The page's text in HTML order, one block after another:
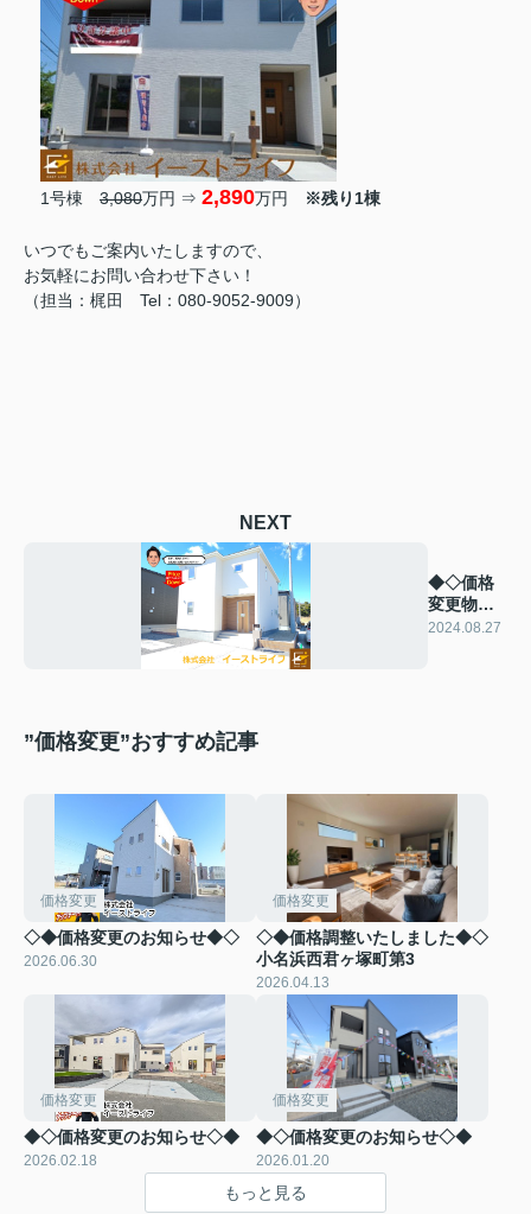
1号棟 3,080万円 ⇒ 2,890万円 ※残り1棟
いつでもご案内いたしますので、
お気軽にお問い合わせ下さい！
（担当：梶田 Tel：080-9052-9009）
NEXT
◆◇価格
変更物件
のご紹介
2024.08.27
”価格変更”おすすめ記事
価格変更
◇◆価格変更のお知らせ◆◇
2026.06.30
価格変更
◇◆価格調整いたしました◆◇
小名浜西君ヶ塚町第3
2026.04.13
価格変更
◆◇価格変更のお知らせ◇◆
2026.02.18
価格変更
◆◇価格変更のお知らせ◇◆
2026.01.20
もっと見る